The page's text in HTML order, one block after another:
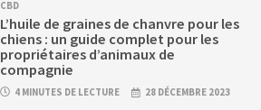
CBD
L’huile de graines de chanvre pour les
chiens : un guide complet pour les
propriétaires d’animaux de
compagnie
4 MINUTES DE LECTURE 28 DÉCEMBRE 2023